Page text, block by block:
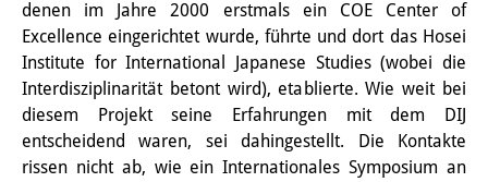
denen im Jahre 2000 erstmals ein COE Center of
Excellence eingerichtet wurde, führte und dort das Hosei
Institute for International Japanese Studies (wobei die
Interdisziplinarität betont wird), etablierte. Wie weit bei
diesem Projekt seine Erfahrungen mit dem DIJ
entscheidend waren, sei dahingestellt. Die Kontakte
rissen nicht ab, wie ein Internationales Symposium an